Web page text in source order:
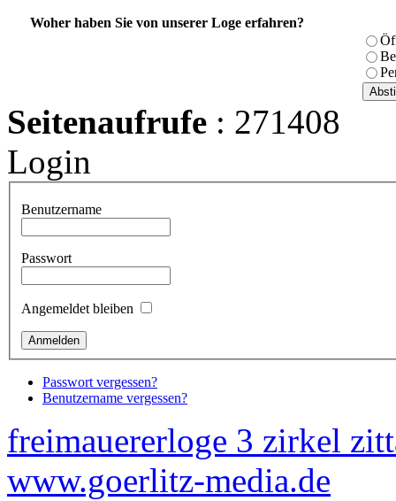
Woher haben Sie von unserer Loge erfahren?
Seitenaufrufe : 271408
Login
Benutzername
Passwort
Angemeldet bleiben
Passwort vergessen?
Benutzername vergessen?
freimauererloge 3 zirkel
www.goerlitz-media.de